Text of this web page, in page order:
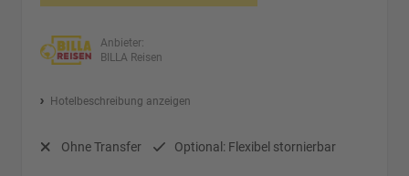
Anbieter:
BILLA Reisen
Hotelbeschreibung anzeigen
Ohne Transfer Optional: Flexibel stornierbar